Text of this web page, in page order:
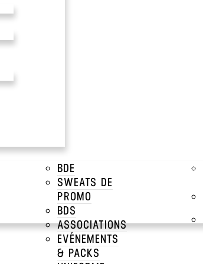
BDE
SWEATS DE
PROMO
BDS
ASSOCIATIONS
EVÉNEMENTS
& PACKS